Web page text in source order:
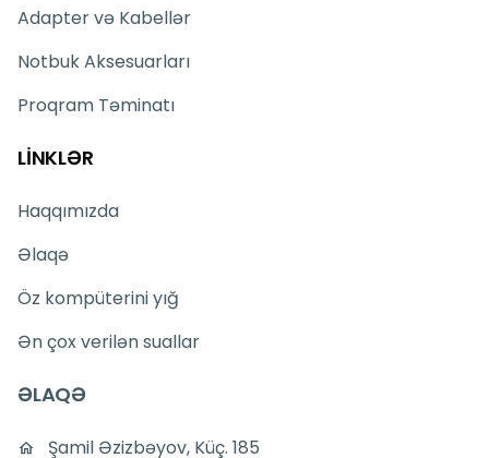
Adapter və Kabellər
Notbuk Aksesuarları
Proqram Təminatı
LİNKLƏR
Haqqımızda
Əlaqə
Öz kompüterini yığ
Ən çox verilən suallar
ƏLAQƏ
Şamil Əzizbəyov, Küç. 185